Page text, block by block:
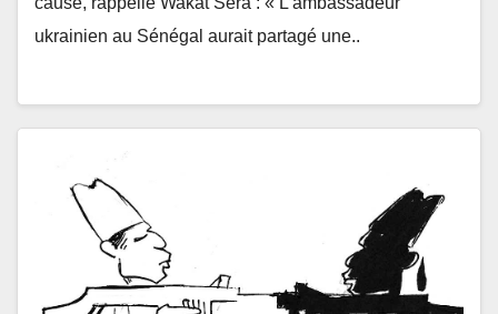
ukrainien au Sénégal aurait partagé une..